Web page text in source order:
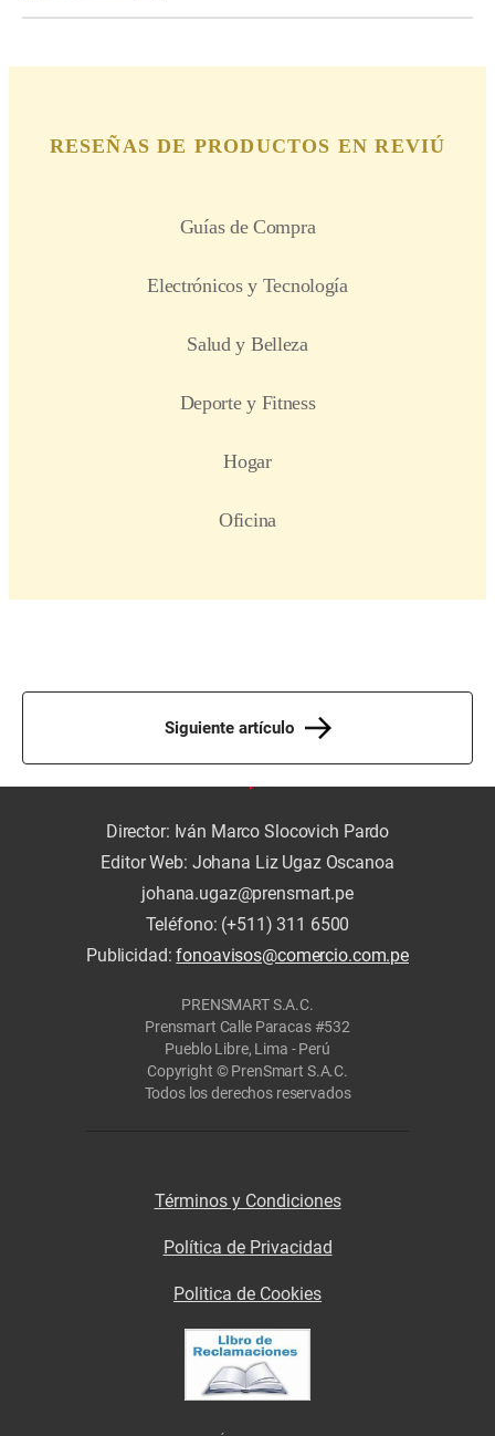
Siguiente artículo
Director: Iván Marco Slocovich Pardo
Editor Web: Johana Liz Ugaz Oscanoa
johana.ugaz@prensmart.pe
Teléfono: (+511) 311 6500
Publicidad:fonoavisos@comercio.com.pe
PRENSMART S.A.C.
Prensmart Calle Paracas #532
Pueblo Libre, Lima - Perú
Copyright © PrenSmart S.A.C.
Todos los derechos reservados
Términos y Condiciones
Política de Privacidad
Politica de Cookies